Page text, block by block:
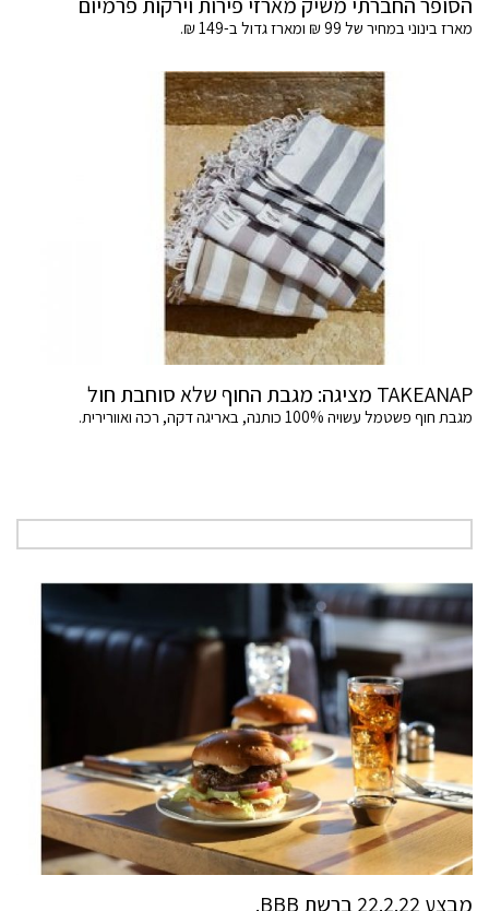
הסופר החברתי משיק מארזי פירות וירקות פרמיום
מארז בינוני במחיר של 99 ₪ ומארז גדול ב-149 ₪.
TAKEANAP מציגה: מגבת החוף שלא סוחבת חול
מגבת חוף פשטמל עשויה 100% כותנה, באריגה דקה, רכה ואוורירית.
מבצע 22.2.22 ברשת BBB.